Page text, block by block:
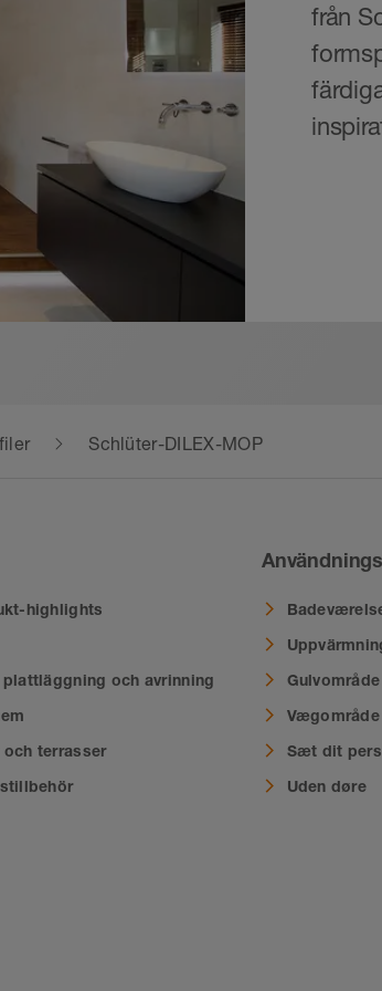
från
Schlüter-DILEX-MOP
highlights
plattläggning och avrinning
och terrasser
Gulvområde
Vægområde
Sæt dit
Uden døre